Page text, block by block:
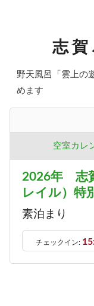
志
野天風呂「雲上の
めます
空室カレ
2026年 志
レイル）特
素泊まり
チェックイン: